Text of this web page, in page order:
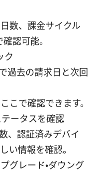
数、課金サイクル
認可能。
ク
過去の請求日と次回
こで確認できます。
ータスを確認
、認証済みデバイ
い情報を確認。
グレード・ダウング